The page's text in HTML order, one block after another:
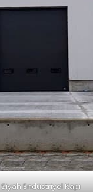
Siyah Endüstriyel Kapı